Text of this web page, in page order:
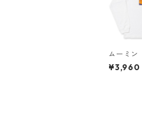
ムーミン
ツ ホワイ
MOOMIN
¥3,960